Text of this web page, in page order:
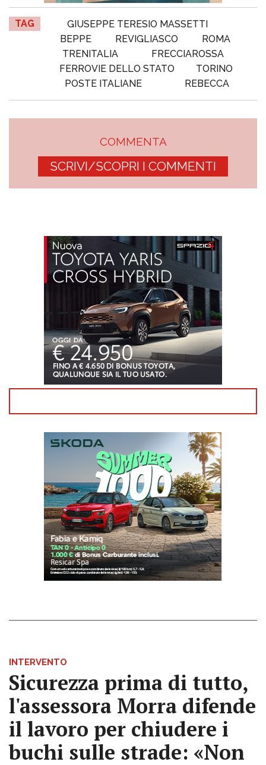
TAG
GIUSEPPE TERESIO MASSETTI
BEPPE
REVIGLIASCO
ROMA
TRENITALIA
FRECCIAROSSA
FERROVIE DELLO STATO
TORINO
POSTE ITALIANE
REBECCA
COMMENTA
SCRIVI/SCOPRI I COMMENTI
INTERVENTO
Sicurezza prima di tutto,
l'assessora Morra difende
il lavoro per chiudere i
buchi sulle strade: «Non